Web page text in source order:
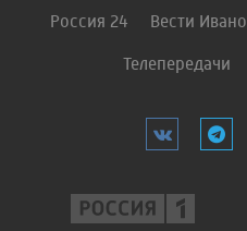
Россия 24 Вести
Телепередачи